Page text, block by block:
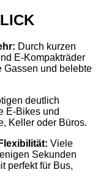
Durch kurzen
E‑Kompakträder
Gassen und belebte
deutlich
E‑Bikes und
Keller oder Büros.
Viele
Sekunden
perfekt für Bus,